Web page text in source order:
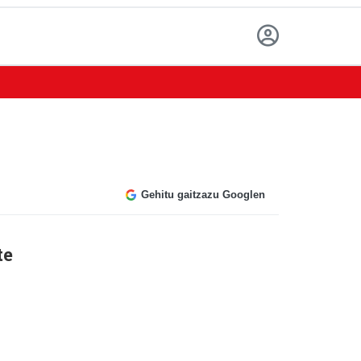
Gehitu gaitzazu Googlen